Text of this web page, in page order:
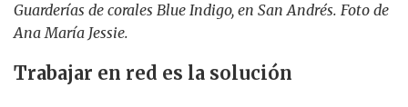
Guarderías de corales Blue Indigo, en San Andrés. Foto de
Ana María Jessie.
Trabajar en red es la solución